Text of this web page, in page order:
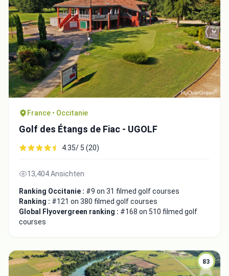
France • Occitanie
Golf des Étangs de Fiac - UGOLF
4.35/ 5 (20)
13,404 Ansichten
Ranking Occitanie : #9 on 31 filmed golf courses
Ranking : #121 on 380 filmed golf courses
Global Flyovergreen ranking : #168 on 510 filmed golf
courses
83
Copy to Clipboard
Embed code